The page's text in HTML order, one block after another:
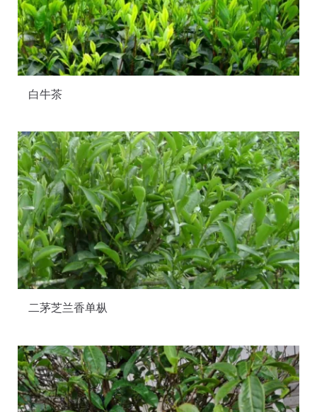
白牛茶
二茅芝兰香单枞